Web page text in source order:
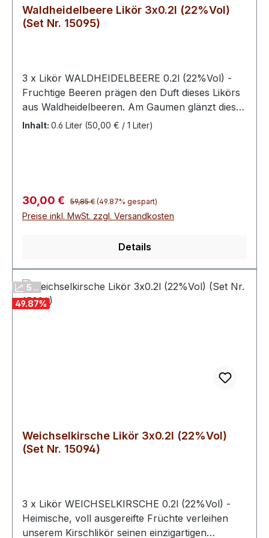
Waldheidelbeere Likör 3x0.2l (22%Vol)
(Set Nr. 15095)
3 x Likör WALDHEIDELBEERE 0.2l (22%Vol) -
Fruchtige Beeren prägen den Duft dieses Likörs
aus Waldheidelbeeren. Am Gaumen glänzt dieser
mit einer besonders eleganten, fruchtigen und
Waldbeere, Bickbeere, Moosbeere oder
Heubeere genannt. Sie stammt aus der Familie
der Heidekrautgewächse. In Schwechow werden
Inhalt: 0.6 Liter (50,00 € / 1 Liter)
Verkaufspreis:
30,00 € Regulärer Preis:
59,85 € (49.87% gespart)
Preise inkl. MwSt. zzgl. Versandkosten
Details
5 ..
49.87%
Weichselkirsche Likör 3x0.2l (22%Vol)
(Set Nr. 15094)
3 x Likör WEICHSELKIRSCHE 0.2l (22%Vol) -
Heimische, voll ausgereifte Früchte verleihen
unserem Kirschlikör seinen einzigartigen